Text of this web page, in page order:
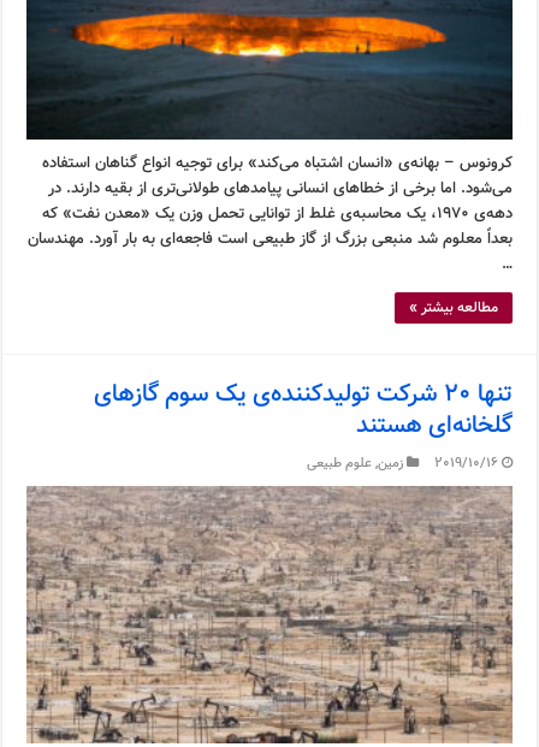
کرونوس – بهانه‌ی «انسان اشتباه می‌کند» برای توجیه انواع گناهان استفاده
می‌شود. اما برخی از خطاهای انسانی پیامدهای طولانی‌تری از بقیه دارند. در
دهه‌ی ۱۹۷۰، یک محاسبه‌ی غلط از توانایی تحمل وزن یک «معدن نفت» که
بعداً معلوم شد منبعی بزرگ از گاز طبیعی است فاجعه‌ای به بار آورد. مهندسان
…
مطالعه بیشتر »
تنها ۲۰ شرکت تولیدکننده‌ی یک سوم گازهای
گلخانه‌ای هستند
2019/10/16 زمین,علوم طبیعی